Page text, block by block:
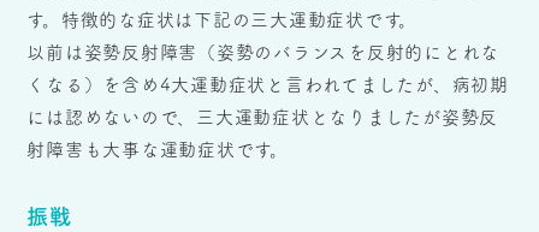
す。特徴的な症状は下記の三大運動症状です。
以前は姿勢反射障害（姿勢のバランスを反射的にとれな
くなる）を含め4大運動症状と言われてましたが、病初期
には認めないので、三大運動症状となりましたが姿勢反
射障害も大事な運動症状です。
振戦